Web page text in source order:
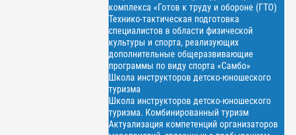
комплекса «Готов к труду и обороне (ГТО)
Технико-тактическая подготовка
специалистов в области физической
культуры и спорта, реализующих
дополнительные общеразвивающие
программы по виду спорта «Самбо»
Школа инструкторов детско-юношеского
туризма
Школа инструкторов детско-юношеского
туризма. Комбинированный туризм
Актуализация компетенций организаторов